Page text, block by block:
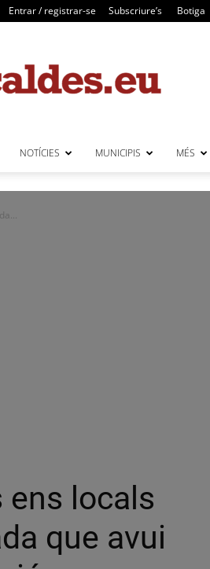
Entrar / registrar-se Subscriure’s Botiga
NOTÍCIES MUNICIPIS MÉS
ens locals
que avui